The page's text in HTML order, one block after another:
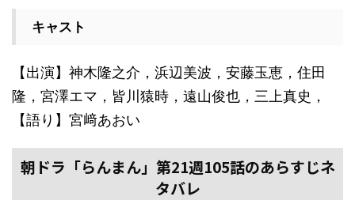
キャスト
【出演】神木隆之介，浜辺美波，安藤玉恵，住田
隆，宮澤エマ，皆川猿時，遠山俊也，三上真史，
【語り】宮﨑あおい
朝ドラ「らんまん」第21週105話のあらすじネ
タバレ